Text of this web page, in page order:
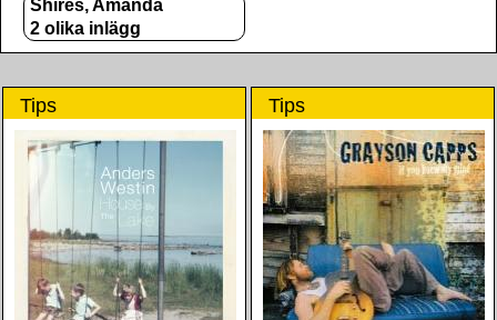
Shires, Amanda
2 olika inlägg
Tips Tips